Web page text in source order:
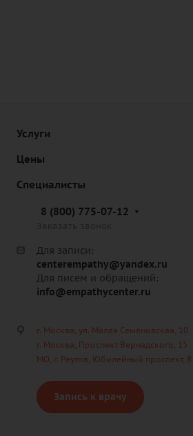
Услуги
Цены
Специалисты
8 (800) 775-07-12
Для записи:
centerempathy@yandex.ru
Для писем и обращений:
info@empathycenter.ru
г. Москва, ул. Малая Семёновская, 10
г. Москва, Проспект Вернадского, 15
МО, г. Реутов, Юбилейный проспект, 8
Запись к врачу